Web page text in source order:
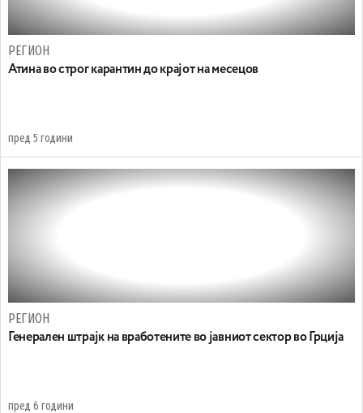
РЕГИОН
Атина во строг карантин до крајот на месецов
пред 5 години
РЕГИОН
Генерален штрајк на вработените во јавниот сектор во Грција
пред 6 години